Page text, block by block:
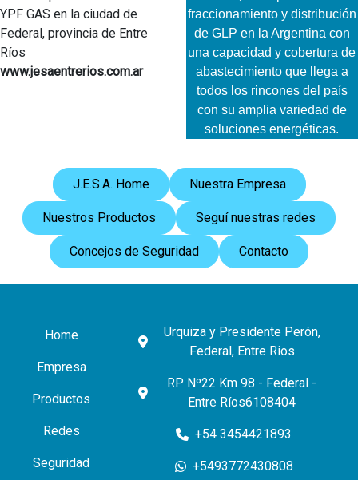
YPF GAS en la ciudad de
Federal, provincia de Entre
Ríos
www.jesaentrerios.com.ar
fraccionamiento y distribución
de GLP en la Argentina con
una capacidad y cobertura de
abastecimiento que llega a
todos los rincones del país
con su amplia variedad de
soluciones energéticas.
J.E.S.A. Home Nuestra Empresa
Nuestros Productos Seguí nuestras redes
Concejos de Seguridad Contacto
Home
Empresa
Productos
Redes
Seguridad
Urquiza y Presidente Perón,
Federal, Entre Rios
RP Nº22 Km 98 - Federal -
Entre Ríos6108404
+54 3454421893
+5493772430808